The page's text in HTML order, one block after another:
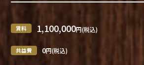
賃料 1,100,000円(税込)
共益費 0円(税込)